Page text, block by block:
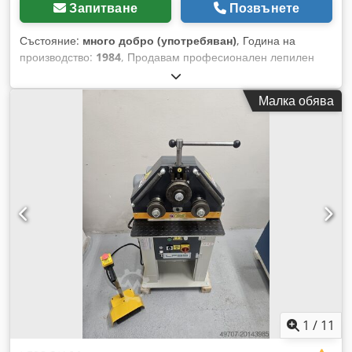
Запитване Позвънете
Състояние: много добро (употребяван), Година на
производство: 1984, Продавам професионален лепилен
агрегат Robatech RoBa 30, швейцарско производство
(Robatech AG CH-5630 Muri). Устройството е напълно
изправно, комплектно и готово за работа. Идеално за
машини и други машини, изискващи прецизно подаване на
термолепило. Технически параметри: * Модел: RoBa 30 *
Година на производство: 1984 * Производителност: 900
g/min * Макс. хидравлично налягане: 40 bar * Макс.
въздушно налягане: 5 bar Chsdpfxsum Hufs Anksa * Макс.
работна температура: 200°C * Захранване: 240 V *
Консумация на ток: 10 A * Предавателно отношение на
помпата: 1:8 * Идентификационната табела е четлива,
манометърът работи Състояние: * устройството е в добро
техническо състояние * комплектно, без липси *
швейцарско качество – изключително здрава конструкция
Малка обява
1 / 11